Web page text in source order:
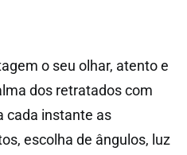
o seu olhar, atento e
dos retratados com
cada instante as
escolha de ângulos, luz